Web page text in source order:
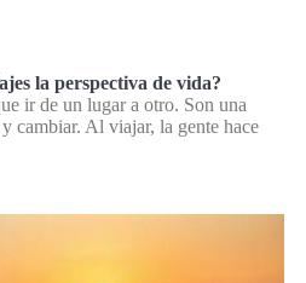
la perspectiva de vida?
ir de un lugar a otro. Son una
cambiar. Al viajar, la gente hace